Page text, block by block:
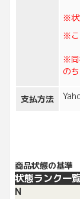
※状
※こ
※同
の
支払方法
商品状態の基準
状態ランク一覧
N